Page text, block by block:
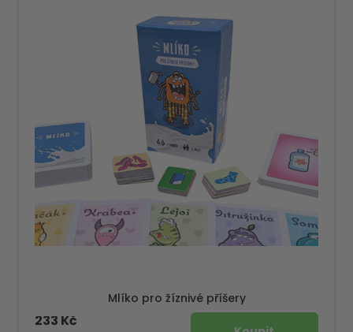
Mlíko pro žíznivé příšery
233 Kč